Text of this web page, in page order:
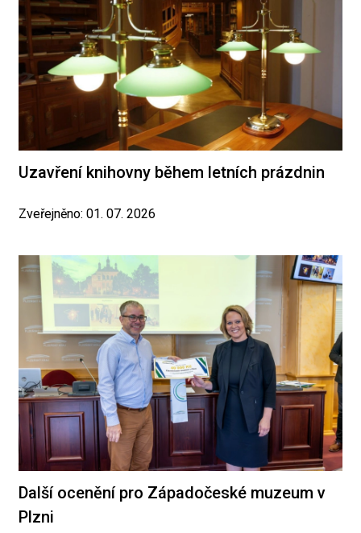
Uzavření knihovny během letních prázdnin
Zveřejněno: 01. 07. 2026
Další ocenění pro Západočeské muzeum v
Plzni